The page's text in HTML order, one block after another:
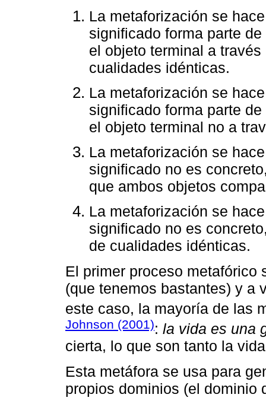
La metaforización se
significado forma parte
el objeto terminal a
cualidades idénticas.
La metaforización se
significado forma parte
el objeto terminal no a
La metaforización se
significado no es
que ambos objetos
La metaforización se
significado no es
de cualidades idénticas.
El primer proceso metafórico
(que tenemos bastantes) y a
este caso, la mayoría de las
Johnson (2001): la vida es una
cierta, lo que son tanto la
Esta metáfora se usa para
propios dominios (el dominio